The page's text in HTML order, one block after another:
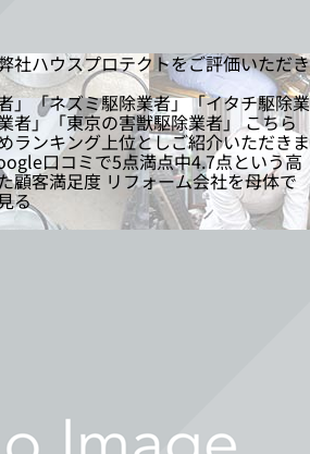
社ハウスプロテクトをご評価いただき
」「ネズミ駆除業者」「イタチ駆除業
者」「東京の害獣駆除業者」 こちら
ランキング上位としご紹介いただきま
口コミで5点満点中4.7点という高
顧客満足度 リフォーム会社を母体で
る